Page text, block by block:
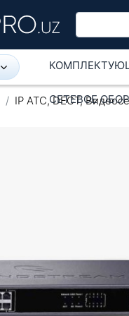
СЕТЕВОЕ
IP ATC, DECT,